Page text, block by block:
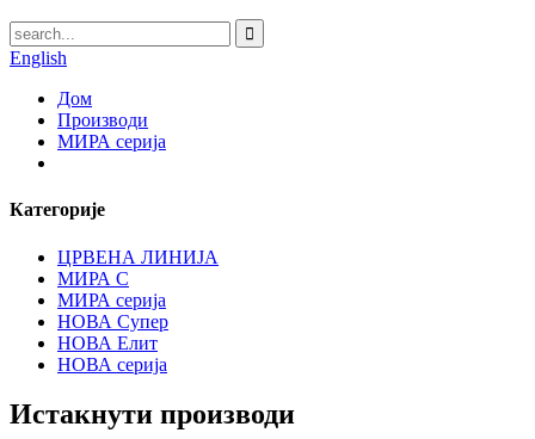
English
Дом
Производи
МИРА серија
Категорије
ЦРВЕНА ЛИНИЈА
МИРА С
МИРА серија
НОВА Супер
НОВА Елит
НОВА серија
Истакнути производи